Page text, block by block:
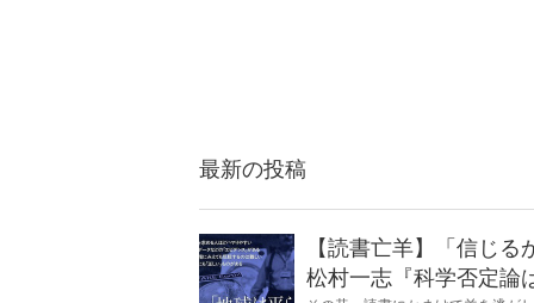
最新の投稿
【読書亡羊】「信じ
松村一志『科学否定論